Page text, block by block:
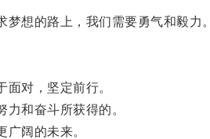
想的路上，我们需要勇气和毅力。
对，坚定前行。
和奋斗所获得的。
阔的未来。